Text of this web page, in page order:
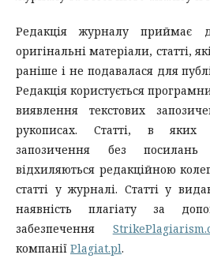
Редакція журналу приймає
оригінальні матеріали, статті,
раніше і не подавалася для
Редакція користується
виявлення текстових
рукописах. Статті, в яких
запозичення без
відхиляються редакційною
статті у журналі. Статті у
наявність плагіату за
забезпечення
компанії Plagiat.pl.